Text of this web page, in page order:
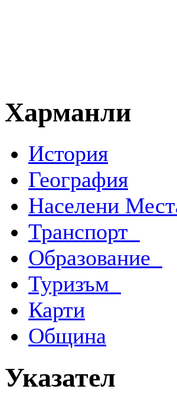
Харманли
История
География
Населени
Транспорт
Образование
Туризъм
Карти
Община
Указател